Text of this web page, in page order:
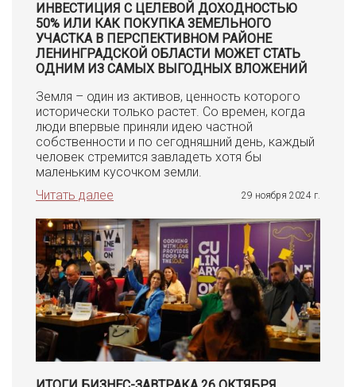
ИНВЕСТИЦИЯ С ЦЕЛЕВОЙ ДОХОДНОСТЬЮ
50% ИЛИ КАК ПОКУПКА ЗЕМЕЛЬНОГО
УЧАСТКА В ПЕРСПЕКТИВНОМ РАЙОНЕ
ЛЕНИНГРАДСКОЙ ОБЛАСТИ МОЖЕТ СТАТЬ
ОДНИМ ИЗ САМЫХ ВЫГОДНЫХ ВЛОЖЕНИЙ
Земля – один из активов, ценность которого
исторически только растет. Со времен, когда
люди впервые приняли идею частной
собственности и по сегодняшний день, каждый
человек стремится завладеть хотя бы
маленьким кусочком земли.
Читать далее
29 ноября 2024 г.